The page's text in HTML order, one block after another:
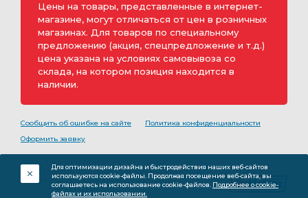
Цены на товары, представленные в интернет-
магазине, могут отличаться от цен в розничных
магазинах. Для товаров по специальному
предложению (акция, спецпредложение и т.д.)
цена указана на условиях самовывоза со
склада, на котором позиция находится в
наличии.
Сообщить об ошибке на сайте
Политика конфиденциальности
Оформить заявку
обозначением ООО «РуМоторс». Все права на
разработку принадлежат ООО «Румоторс». Не является
публичной офертой.
Для оптимизации дизайна и быстродействия наших веб-сайтов
используются cookie-файлы. Продолжая посещение веб-сайта, вы
соглашаетесь на использование cookie-файлов. Подробнее о cookie-
файлах и их использовании.